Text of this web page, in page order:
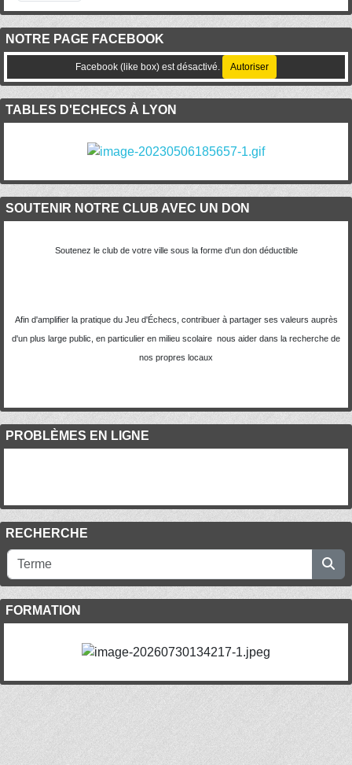
NOTRE PAGE FACEBOOK
Facebook (like box) est désactivé. Autoriser
TABLES D'ECHECS À LYON
SOUTENIR NOTRE CLUB AVEC UN DON
Soutenez le club de votre ville sous la forme d'un don déductible
Afin d'amplifier la pratique du Jeu d'Échecs, contribuer à partager ses valeurs auprès
d'un plus large public, en particulier en milieu scolaire nous aider dans la recherche de
nos propres locaux
PROBLÈMES EN LIGNE
RECHERCHE
FORMATION